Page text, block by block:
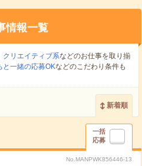
情報一覧
クリエイティブ系などのお仕事を取り揃
と一緒の応募OKなどのこだわり条件も
新着順
一括
応募
No.MANPWK856446-13